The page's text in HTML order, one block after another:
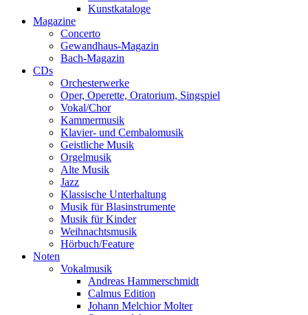
Kunstkataloge
Magazine
Concerto
Gewandhaus-Magazin
Bach-Magazin
CDs
Orchesterwerke
Oper, Operette, Oratorium, Singspiel
Vokal/Chor
Kammermusik
Klavier- und Cembalomusik
Geistliche Musik
Orgelmusik
Alte Musik
Jazz
Klassische Unterhaltung
Musik für Blasinstrumente
Musik für Kinder
Weihnachtsmusik
Hörbuch/Feature
Noten
Vokalmusik
Andreas Hammerschmidt
Calmus Edition
Johann Melchior Molter